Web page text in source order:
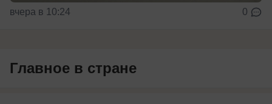
вчера в 10:24 0
Главное в стране